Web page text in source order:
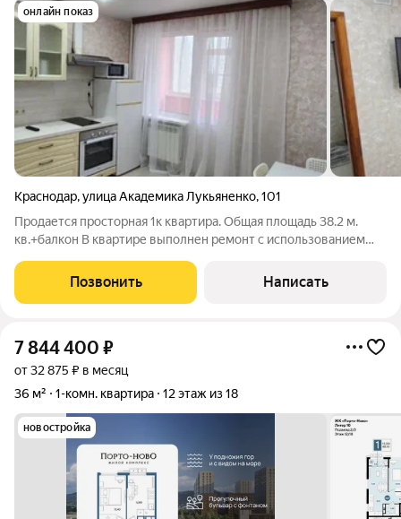
онлайн показ
Краснодар,улица Академика Лукьяненко,101
Продается просторная 1к квартира. Общая площадь 38.2 м.
кв.+балкон В квартире выполнен ремонт с использованием
Удобная и практичная в использовании кухня, со столовой
зоной. В прихожей большой,
Позвонить Написать
7 844 400 ₽
от 32 875 ₽ в месяц
36 м²
1-комн. квартира 12 этаж из 18
новостройка